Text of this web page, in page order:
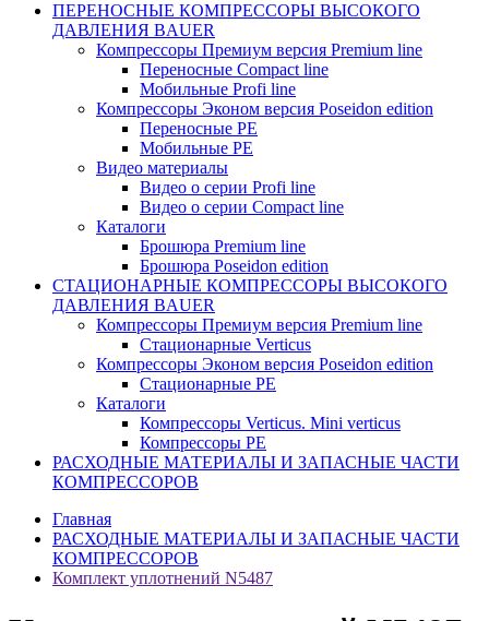
ПЕРЕНОСНЫЕ КОМПРЕССОРЫ ВЫСОКОГО
ДАВЛЕНИЯ BAUER
Компрессоры Премиум версия Premium line
Переносные Compact line
Мобильные Profi line
Компрессоры Эконом версия Poseidon edition
Переносные PE
Мобильные PE
Видео материалы
Видео о серии Profi line
Видео о серии Compact line
Каталоги
Брошюра Premium line
Брошюра Poseidon edition
СТАЦИОНАРНЫЕ КОМПРЕССОРЫ ВЫСОКОГО
ДАВЛЕНИЯ BAUER
Компрессоры Премиум версия Premium line
Стационарные Verticus
Компрессоры Эконом версия Poseidon edition
Стационарные PE
Каталоги
Компрессоры Verticus. Mini verticus
Компрессоры PE
РАСХОДНЫЕ МАТЕРИАЛЫ И ЗАПАСНЫЕ ЧАСТИ
КОМПРЕССОРОВ
Главная
РАСХОДНЫЕ МАТЕРИАЛЫ И ЗАПАСНЫЕ ЧАСТИ
КОМПРЕССОРОВ
Комплект уплотнений N5487